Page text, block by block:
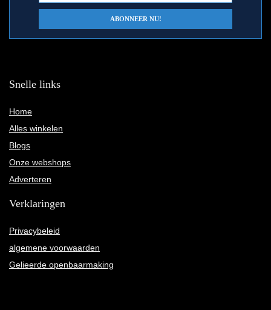
Snelle links
Home
Alles winkelen
Blogs
Onze webshops
Adverteren
Verklaringen
Privacybeleid
algemene voorwaarden
Gelieerde openbaarmaking